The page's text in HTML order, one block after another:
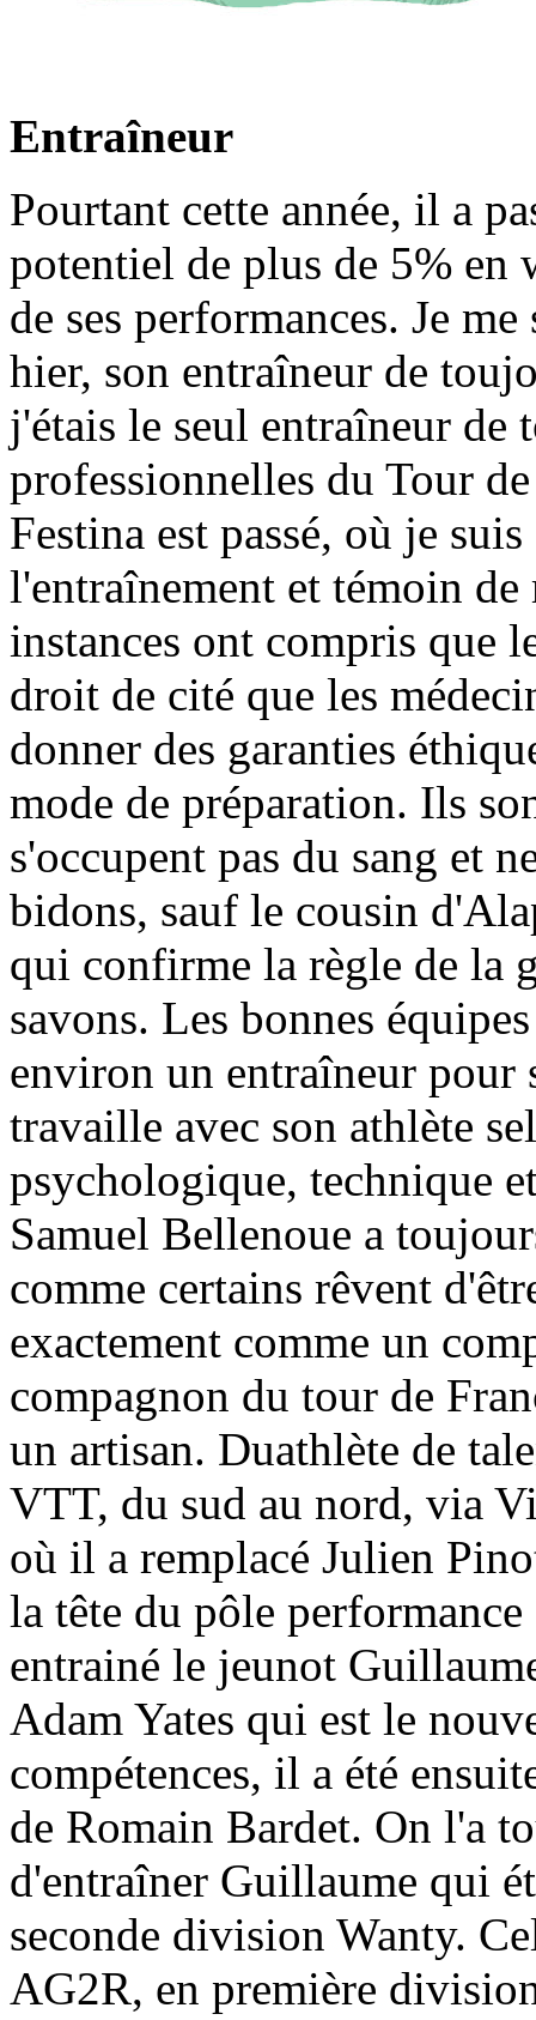
Entraîneur
Pourtant cette année, il a
potentiel de plus de 5% en
de ses performances. Je
hier, son entraîneur de
j'étais le seul entraîneur de
professionnelles du Tour
Festina est passé, où je
l'entraînement et témoin
instances ont compris que
droit de cité que les
donner des garanties
mode de préparation. Ils
s'occupent pas du sang et
bidons, sauf le cousin
qui confirme la règle de la
savons. Les bonnes
environ un entraîneur pour
travaille avec son athlète
psychologique, technique
Samuel Bellenoue a
comme certains rêvent
exactement comme un
compagnon du tour de
un artisan. Duathlète de
VTT, du sud au nord, via
où il a remplacé Julien
la tête du pôle
entrainé le jeunot
Adam Yates qui est le
compétences, il a été
de Romain Bardet. On l'a
d'entraîner Guillaume qui
seconde division Wanty.
AG2R, en première